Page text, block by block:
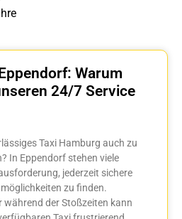
Warum
24/7 Service
Taxi Hamburg auch zu
In Eppendorf stehen viele
jederzeit sichere
zu finden.
während der Stoßzeiten kann